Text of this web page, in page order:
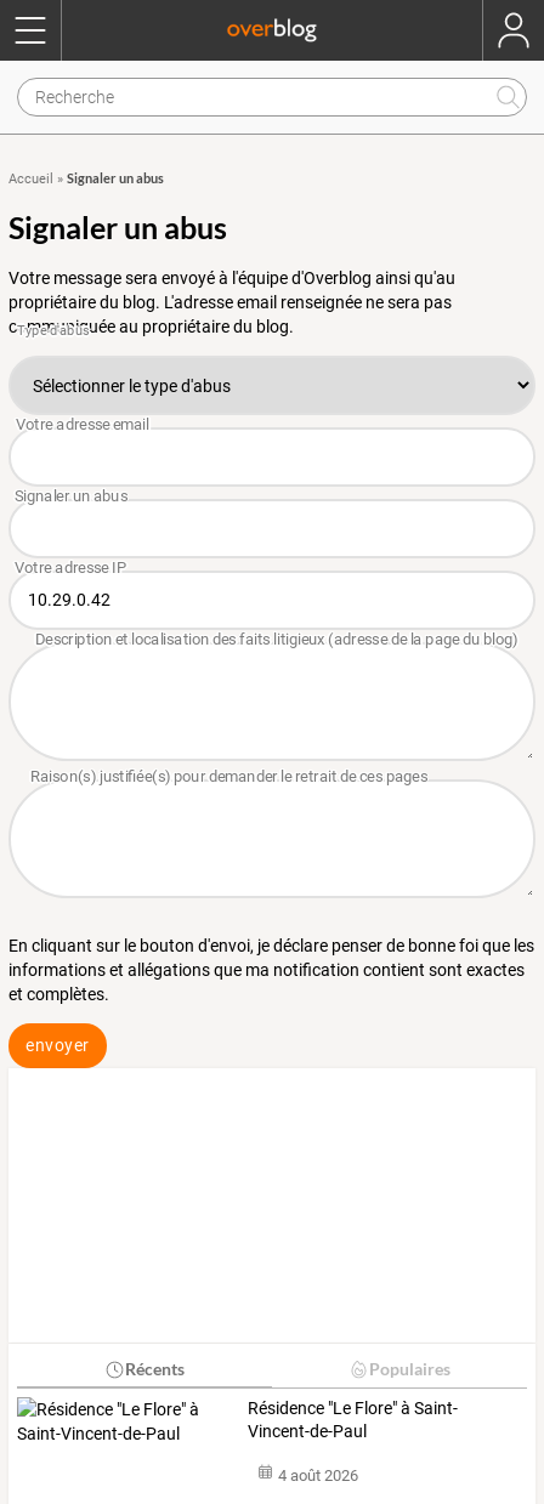
Accueil » Signaler un abus
Signaler un abus
Votre message sera envoyé à l'équipe d'Overblog ainsi qu'au
propriétaire du blog. L'adresse email renseignée ne sera pas
communiquée au propriétaire du blog.
En cliquant sur le bouton d'envoi, je déclare penser de bonne foi que les
informations et allégations que ma notification contient sont exactes
et complètes.
envoyer
Récents Populaires
Résidence "Le Flore" à Saint-
Vincent-de-Paul
4 août 2026